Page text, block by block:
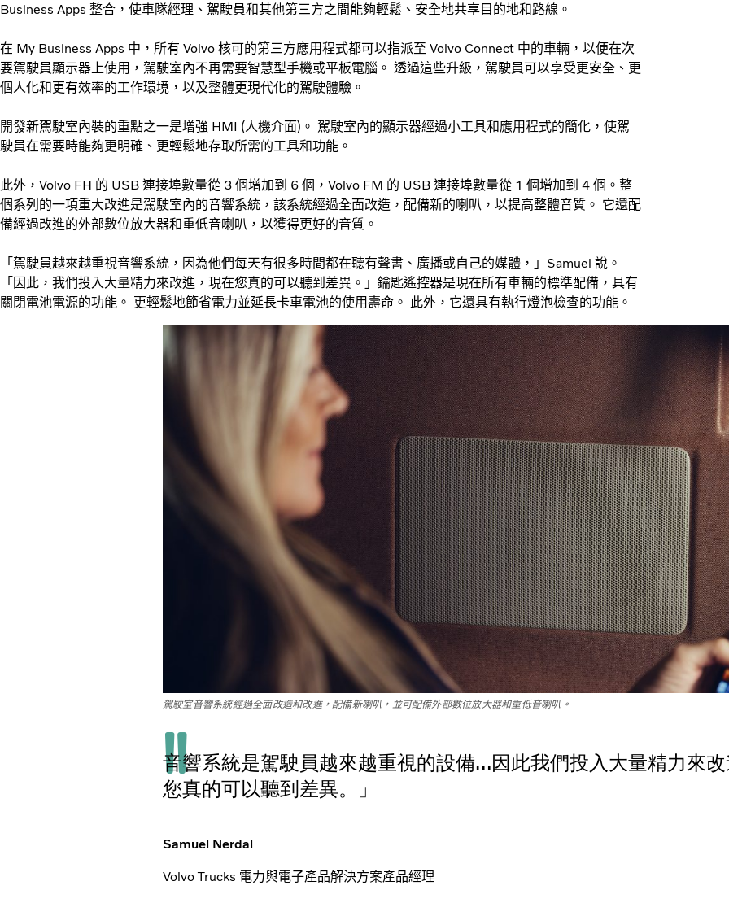
Business Apps 整合，使車隊經理、駕駛員和其他第三方之間能夠輕鬆、安全地共享目的地和路線。
在 My Business Apps 中，所有 Volvo 核可的第三方應用程式都可以指派至 Volvo Connect 中的車輛，以便在次
要駕駛員顯示器上使用，駕駛室內不再需要智慧型手機或平板電腦。 透過這些升級，駕駛員可以享受更安全、更
個人化和更有效率的工作環境，以及整體更現代化的駕駛體驗。
開發新駕駛室內裝的重點之一是增強 HMI (人機介面)。 駕駛室內的顯示器經過小工具和應用程式的簡化，使駕
駛員在需要時能夠更明確、更輕鬆地存取所需的工具和功能。
此外，Volvo FH 的 USB 連接埠數量從 3 個增加到 6 個，Volvo FM 的 USB 連接埠數量從 1 個增加到 4 個。整
個系列的一項重大改進是駕駛室內的音響系統，該系統經過全面改造，配備新的喇叭，以提高整體音質。 它還配
備經過改進的外部數位放大器和重低音喇叭，以獲得更好的音質。
「駕駛員越來越重視音響系統，因為他們每天有很多時間都在聽有聲書、廣播或自己的媒體，」Samuel 說。
「因此，我們投入大量精力來改進，現在您真的可以聽到差異。」鑰匙遙控器是現在所有車輛的標準配備，具有
關閉電池電源的功能。 更輕鬆地節省電力並延長卡車電池的使用壽命。 此外，它還具有執行燈泡檢查的功能。
駕駛室音響系統經過全面改造和改進，配備新喇叭，並可配備外部數位放大器和重低音喇叭。
音響系統是駕駛員越來越重視的設備…因此我們投入大量精力來
您真的可以聽到差異。」
Samuel Nerdal
Volvo Trucks 電力與電子產品解決方案產品經理